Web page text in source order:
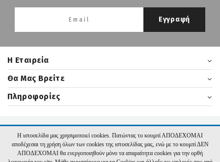
H Εταιρεία
Εγγραφή
Θα Μας Βρείτε
Πληροφορίες
Η ιστοσελίδα μας χρησιμοποιεί cookies. Πατώντας το κουμπί ΑΠΟΔΕΧΟΜΑΙ
αποδέχεσαι τη χρήση όλων των cookies της ιστοσελίδας μας, ενώ με το κουμπί ΔΕΝ
ΑΠΟΔΕΧΟΜΑΙ θα ενεργοποιηθούν μόνο τα απαραίτητα cookies για την ορθή